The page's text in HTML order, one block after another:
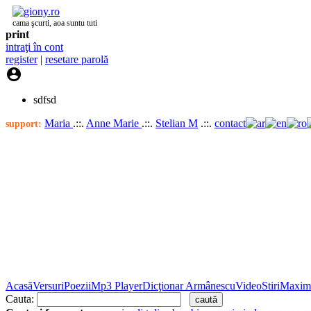
cama şcurti, aoa suntu tuti
print
intraţi în cont
register| resetare parolă

sdfsd
support: Maria .::. Anne Marie .::. Stelian M .::. contact
AcasăVersuriPoeziiMp3 PlayerDicţionar ArmânescuVideoStiri
Cauta: